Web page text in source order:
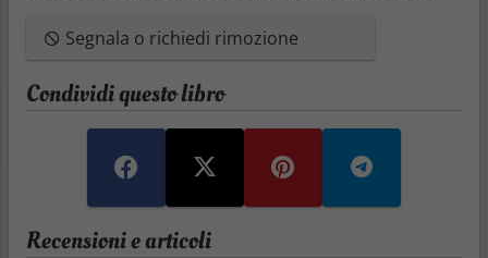
Segnala o richiedi rimozione
Condividi questo libro
Recensioni e articoli